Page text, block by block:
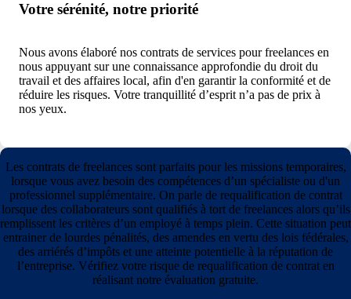
Votre sérénité, notre priorité
Nous avons élaboré nos contrats de services pour freelances en
nous appuyant sur une connaissance approfondie du droit du
travail et des affaires local, afin d'en garantir la conformité et de
réduire les risques. Votre tranquillité d’esprit n’a pas de prix à
nos yeux.
Les contrats de freelances sont parfaits pour les missions temporaires,
lorsque vous avez besoin des compétences d’un spécialiste ou d'un
professionnel supplémentaire. On parle de requalification de contrat
lorsque des collaborateurs sont qualifiés à tort de freelances alors qu’ils
remplissent les critères d’un employé à temps plein. Cette situation peut
entrainer de lourdes pénalités, des amendes en vertu des lois fédérales,
des arriérés d’impôts et une atteinte potentielle à la réputation de
l’entreprise. Vérifiez votre risque de requalification de contrat en
réalisant notre évaluation gratuite.